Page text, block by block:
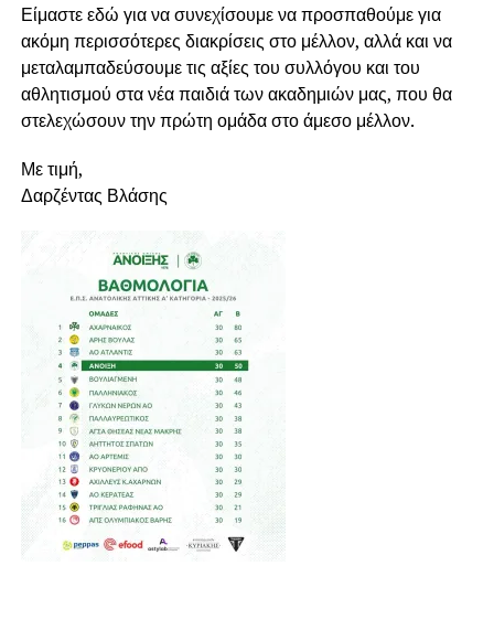
Είμαστε εδώ για να συνεχίσουμε να προσπαθούμε για
ακόμη περισσότερες διακρίσεις στο μέλλον, αλλά και να
μεταλαμπαδεύσουμε τις αξίες του συλλόγου και του
αθλητισμού στα νέα παιδιά των ακαδημιών μας, που θα
στελεχώσουν την πρώτη ομάδα στο άμεσο μέλλον.
Με τιμή,
Δαρζέντας Βλάσης